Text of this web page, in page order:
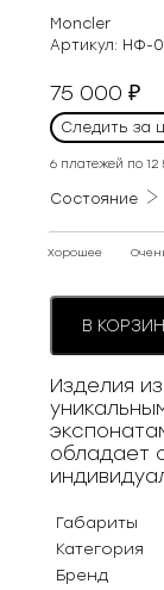
Moncler
Артикул: НФ-
75 000₽
Следить за
6 платежей по12
Состояние
Хорошее
В
Изделия
обладает
Габариты
Категория
Бренд